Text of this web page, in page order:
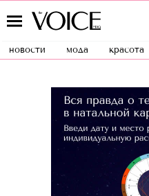
новости мода красота